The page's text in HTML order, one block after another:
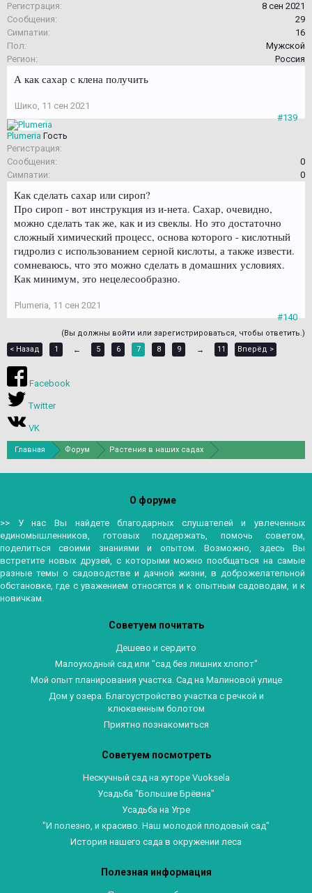
Регистрация:
8 сен 2021
Сообщения:
29
Симпатии:
16
Пол:
Мужской
Регион:
Россия
А как сахар с клена получить
Шико, 11 сен 2021
#139
Plumeria Гость
Регистрация:
Сообщения:
0
Симпатии:
0
Как сделать сахар или сироп?
Про сироп - вот инструкция из и-нета. Сахар, очевидно,
можно сделать так же, как и из свеклы. Но это достаточно
сложный химический процесс, основа которого - кислотный
гидролиз с использованием серной кислоты, а также извести.
сомневаюсь, что это можно сделать в домашних условиях.
Как минимум, это нецелесообразно.
Plumeria, 11 сен 2021
#140
(Вы должны войти или зарегистрироваться, чтобы ответить.)
< Назад
1 ← 5 6 7 8 9 → 11 Вперёд >
Facebook
Twitter
VK
Главная Форум
Растения в наших садах
О форуме
>> У нас Вы найдете благодарных слушателей и увлеченных
единомышленников, готовых поддержать, помочь советом,
поделиться своими знаниями и опытом. Возможно, здесь Вы
встретите новых друзей, с которыми можно пообщаться на самые
разные темы о садоводстве и дачной жизни, в доброжелательной
обстановке, где с уважением относятся и к опытным садоводам, и к
новичкам.
Советуем почитать
Дешево и сердито
Малоуходный сад или "сад без лишних хлопот"
Мой опыт планирования участка. Сад на Малиновой улице
Дом у озера. Благоустройство участка с речкой и
клюквенным болотом
Приятно познакомиться
Советуем посмотреть
Нескучный сад на хуторе Vuoksela
Усадьба "Большие Брёвна"
Усадьба на Угре
"И полезно, и красиво. Наш молодой плодовый сад"
История нашего сада в окружении леса
Полезная информация